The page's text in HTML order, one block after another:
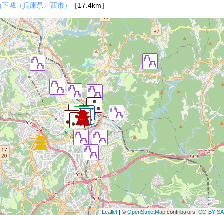
下城（兵庫県川西市）
［17.4km］
Leaflet| © OpenStreetMapcontributors, CC-BY-SA